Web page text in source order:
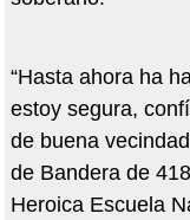
“Hasta ahora ha
estoy segura,
de buena
de Bandera de
Heroica Escuela